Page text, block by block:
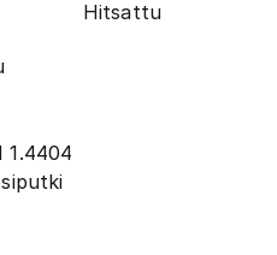
Hitsattu
1.4404